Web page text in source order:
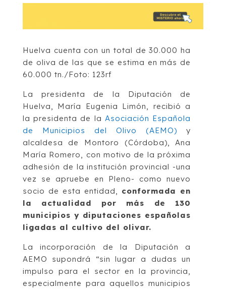
Huelva cuenta con un total de 30.000 ha
de oliva de las que se estima en más de
60.000 tn./Foto: 123rf
La presidenta de la Diputación de
Huelva, María Eugenia Limón, recibió a
la presidenta de la Asociación Española
de Municipios del Olivo (AEMO) y
alcaldesa de Montoro (Córdoba), Ana
María Romero, con motivo de la próxima
adhesión de la institución provincial -una
vez se apruebe en Pleno- como nuevo
socio de esta entidad, conformada en
la actualidad por más de 130
municipios y diputaciones españolas
ligadas al cultivo del olivar.
La incorporación de la Diputación a
AEMO supondrá “sin lugar a dudas un
impulso para el sector en la provincia,
especialmente para aquellos municipios